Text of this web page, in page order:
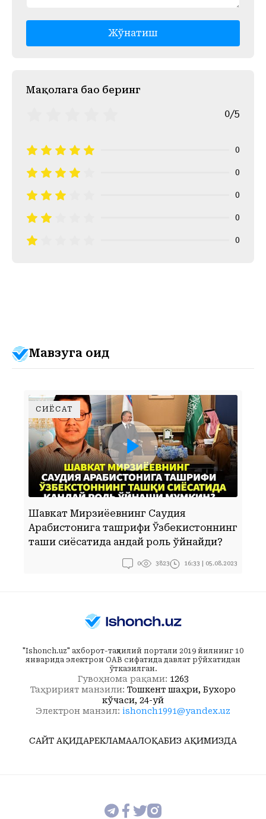
Жўнатиш
Mақолага баҳо беринг
0/5
0
0
0
0
0
Мавзуга оид
СИЁСАТ
Шавкат Мирзиёевнинг Саудия
Арабистонига ташрифи Ўзбекистоннинг
ташқи сиёсатида қандай роль ўйнайди?
0 3823 16:33 | 05.08.2023
"Ishonch.uz" ахборот-таҳлилий портали 2019 йилнинг 10
январида электрон ОАВ сифатида давлат рўйхатидан
ўтказилган.
Гувоҳнома рақами: 1263
Таҳририят манзили: Тошкент шаҳри, Бухоро
кўчаси, 24-уй
Электрон манзил: ishonch1991@yandex.uz
САЙТ ҲАҚИДАРЕКЛАМААЛОҚАБИЗ ҲАҚИМИЗДА